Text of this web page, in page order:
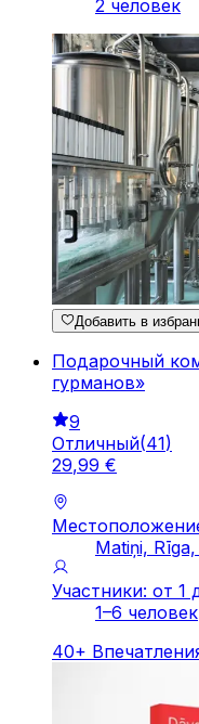
2 человек
Добавить в
Подарочный
гурманов»
9
Отличный(41)
29,99 €
Matiņi,
Участники: от 1
1–6 человек
40+